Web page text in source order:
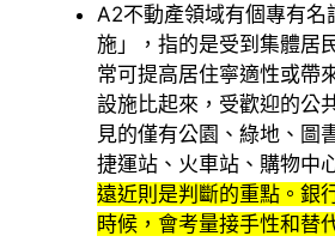
A2不動產領域有個專有名
施」，指的是受到集體居
常可提高居住寧適性或帶
設施比起來，受歡迎的公
見的僅有公園、綠地、圖
捷運站、火車站、購物中
遠近則是判斷的重點。 銀
時候，會考量接手性和替